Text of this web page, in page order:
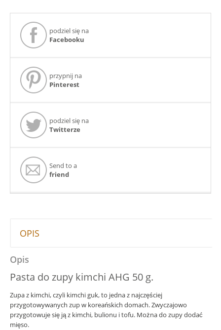
podziel się na
Facebooku
przypnij na
Pinterest
podziel się na
Twitterze
Send to a
friend
OPIS
Opis
Pasta do zupy kimchi AHG 50 g.
Zupa z kimchi, czyli kimchi guk, to jedna z najczęściej
przygotowywanych zup w koreańskich domach. Zwyczajowo
przygotowuje się ją z kimchi, bulionu i tofu. Można do zupy dodać
mięso.